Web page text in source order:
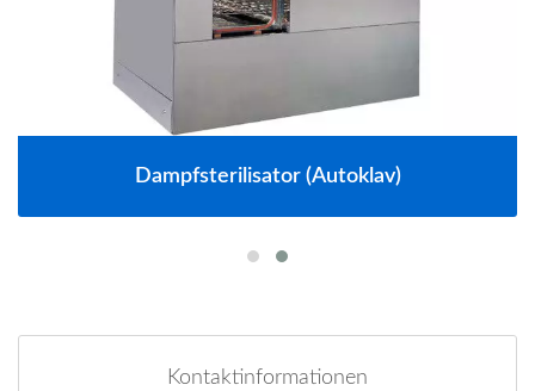
Dampfsterilisator (Autoklav)
Kontaktinformationen